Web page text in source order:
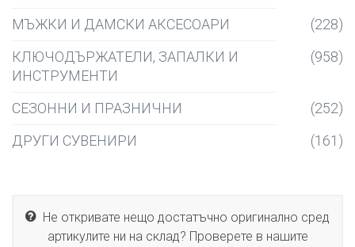
МЪЖКИ И ДАМСКИ АКСЕСОАРИ
(228)
КЛЮЧОДЪРЖАТЕЛИ, ЗАПАЛКИ И
ИНСТРУМЕНТИ
(958)
СЕЗОННИ И ПРАЗНИЧНИ
(252)
ДРУГИ СУВЕНИРИ
(161)
Не откривате нещо достатъчно оригинално сред
артикулите ни на склад? Проверете в нашите